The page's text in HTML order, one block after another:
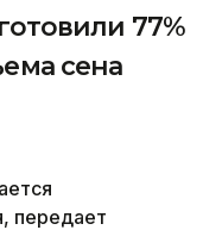
77%
сена
передает